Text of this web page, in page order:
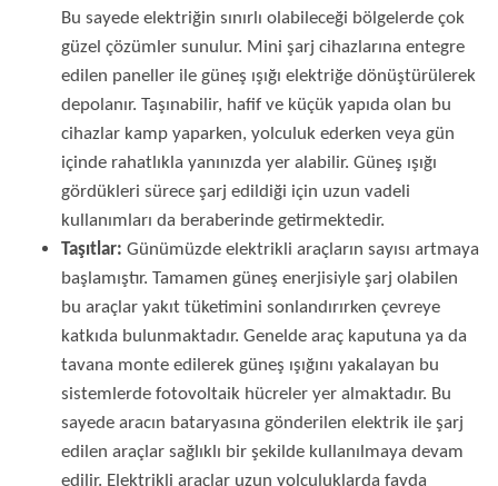
Bu sayede elektriğin sınırlı olabileceği bölgelerde çok
güzel çözümler sunulur. Mini şarj cihazlarına entegre
edilen paneller ile güneş ışığı elektriğe dönüştürülerek
depolanır. Taşınabilir, hafif ve küçük yapıda olan bu
cihazlar kamp yaparken, yolculuk ederken veya gün
içinde rahatlıkla yanınızda yer alabilir. Güneş ışığı
gördükleri sürece şarj edildiği için uzun vadeli
kullanımları da beraberinde getirmektedir.
Taşıtlar: Günümüzde elektrikli araçların sayısı artmaya
başlamıştır. Tamamen güneş enerjisiyle şarj olabilen
bu araçlar yakıt tüketimini sonlandırırken çevreye
katkıda bulunmaktadır. Genelde araç kaputuna ya da
tavana monte edilerek güneş ışığını yakalayan bu
sistemlerde fotovoltaik hücreler yer almaktadır. Bu
sayede aracın bataryasına gönderilen elektrik ile şarj
edilen araçlar sağlıklı bir şekilde kullanılmaya devam
edilir. Elektrikli araçlar uzun yolculuklarda fayda